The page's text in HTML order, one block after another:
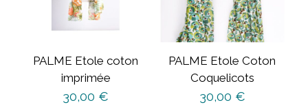
PALME Etole coton
imprimée
30,00 €
PALME Etole Coton
Coquelicots
30,00 €